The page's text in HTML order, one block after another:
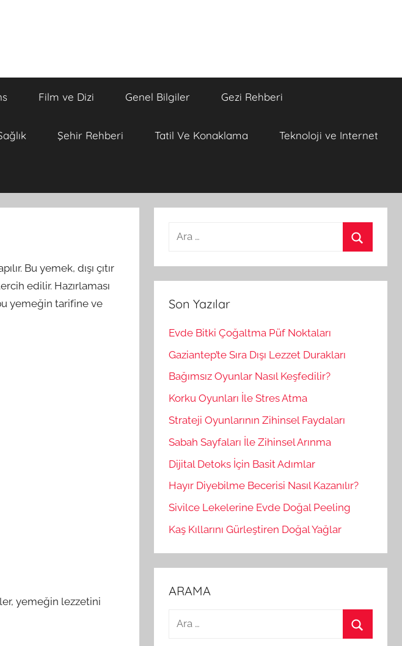
Film ve Dizi Genel Bilgiler Gezi Rehberi
Şehir Rehberi Tatil Ve Konaklama Teknoloji ve Internet
Bu yemek, dışı çıtır
edilir. Hazırlaması
yemeğin tarifine ve
yemeğin lezzetini
a
m
a
Son Yazılar
Evde Bitki Çoğaltma Püf Noktaları
Gaziantep’te Sıra Dışı Lezzet Durakları
Bağımsız Oyunlar Nasıl Keşfedilir?
Korku Oyunları İle Stres Atma
Strateji Oyunlarının Zihinsel Faydaları
Sabah Sayfaları İle Zihinsel Arınma
Dijital Detoks İçin Basit Adımlar
Hayır Diyebilme Becerisi Nasıl Kazanılır?
Sivilce Lekelerine Evde Doğal Peeling
Kaş Kıllarını Gürleştiren Doğal Yağlar
ARAMA